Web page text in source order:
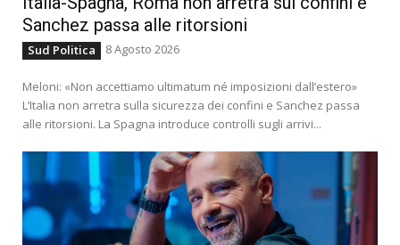
Sanchez passa alle ritorsioni
Sud Politica 8 Agosto 2026
Meloni: «Non accettiamo ultimatum né imposizioni dall’estero»
L’Italia non arretra sulla sicurezza dei confini e Sanchez passa
alle ritorsioni. La Spagna introduce controlli sugli arrivi...